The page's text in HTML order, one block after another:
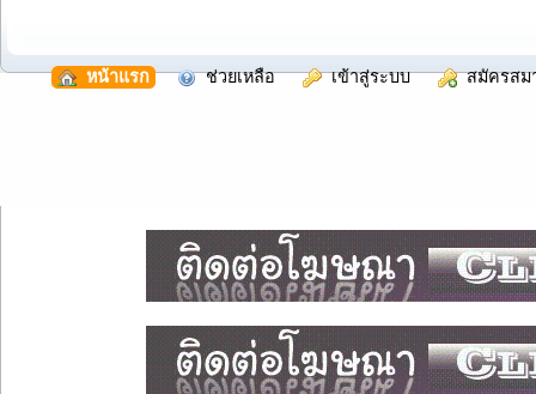
หน้าแรก ช่วยเหลือ เข้าสู่ระบบ สมัครสม